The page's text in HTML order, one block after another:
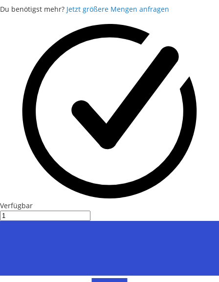
Du benötigst mehr? Jetzt größere Mengen anfragen
Verfügbar